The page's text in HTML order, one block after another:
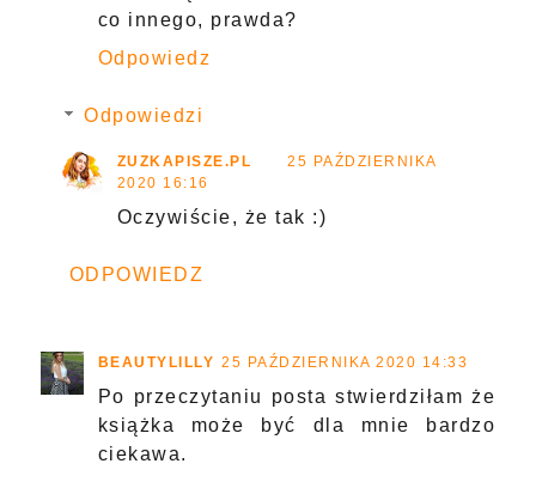
co innego, prawda?
Odpowiedz
Odpowiedzi
ZUZKAPISZE.PL
25 PAŹDZIERNIKA
2020 16:16
Oczywiście, że tak :)
ODPOWIEDZ
BEAUTYLILLY 25 PAŹDZIERNIKA 2020 14:33
Po przeczytaniu posta stwierdziłam że
książka może być dla mnie bardzo
ciekawa.